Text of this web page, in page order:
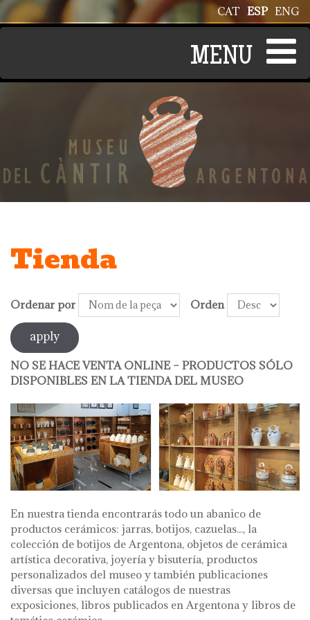
Pasar al contenido principal ENG
ESP
CAT
Tienda
Ordenar por Orden
NO SE HACE VENTA ONLINE – PRODUCTOS SÓLO
DISPONIBLES EN LA TIENDA DEL MUSEO
En nuestra tienda encontrarás todo un abanico de
productos cerámicos: jarras, botijos, cazuelas..., la
colección de botijos de Argentona, objetos de cerámica
artística decorativa, joyería y bisutería, productos
personalizados del museo y también publicaciones
diversas que incluyen catálogos de nuestras
exposiciones, libros publicados en Argentona y libros de